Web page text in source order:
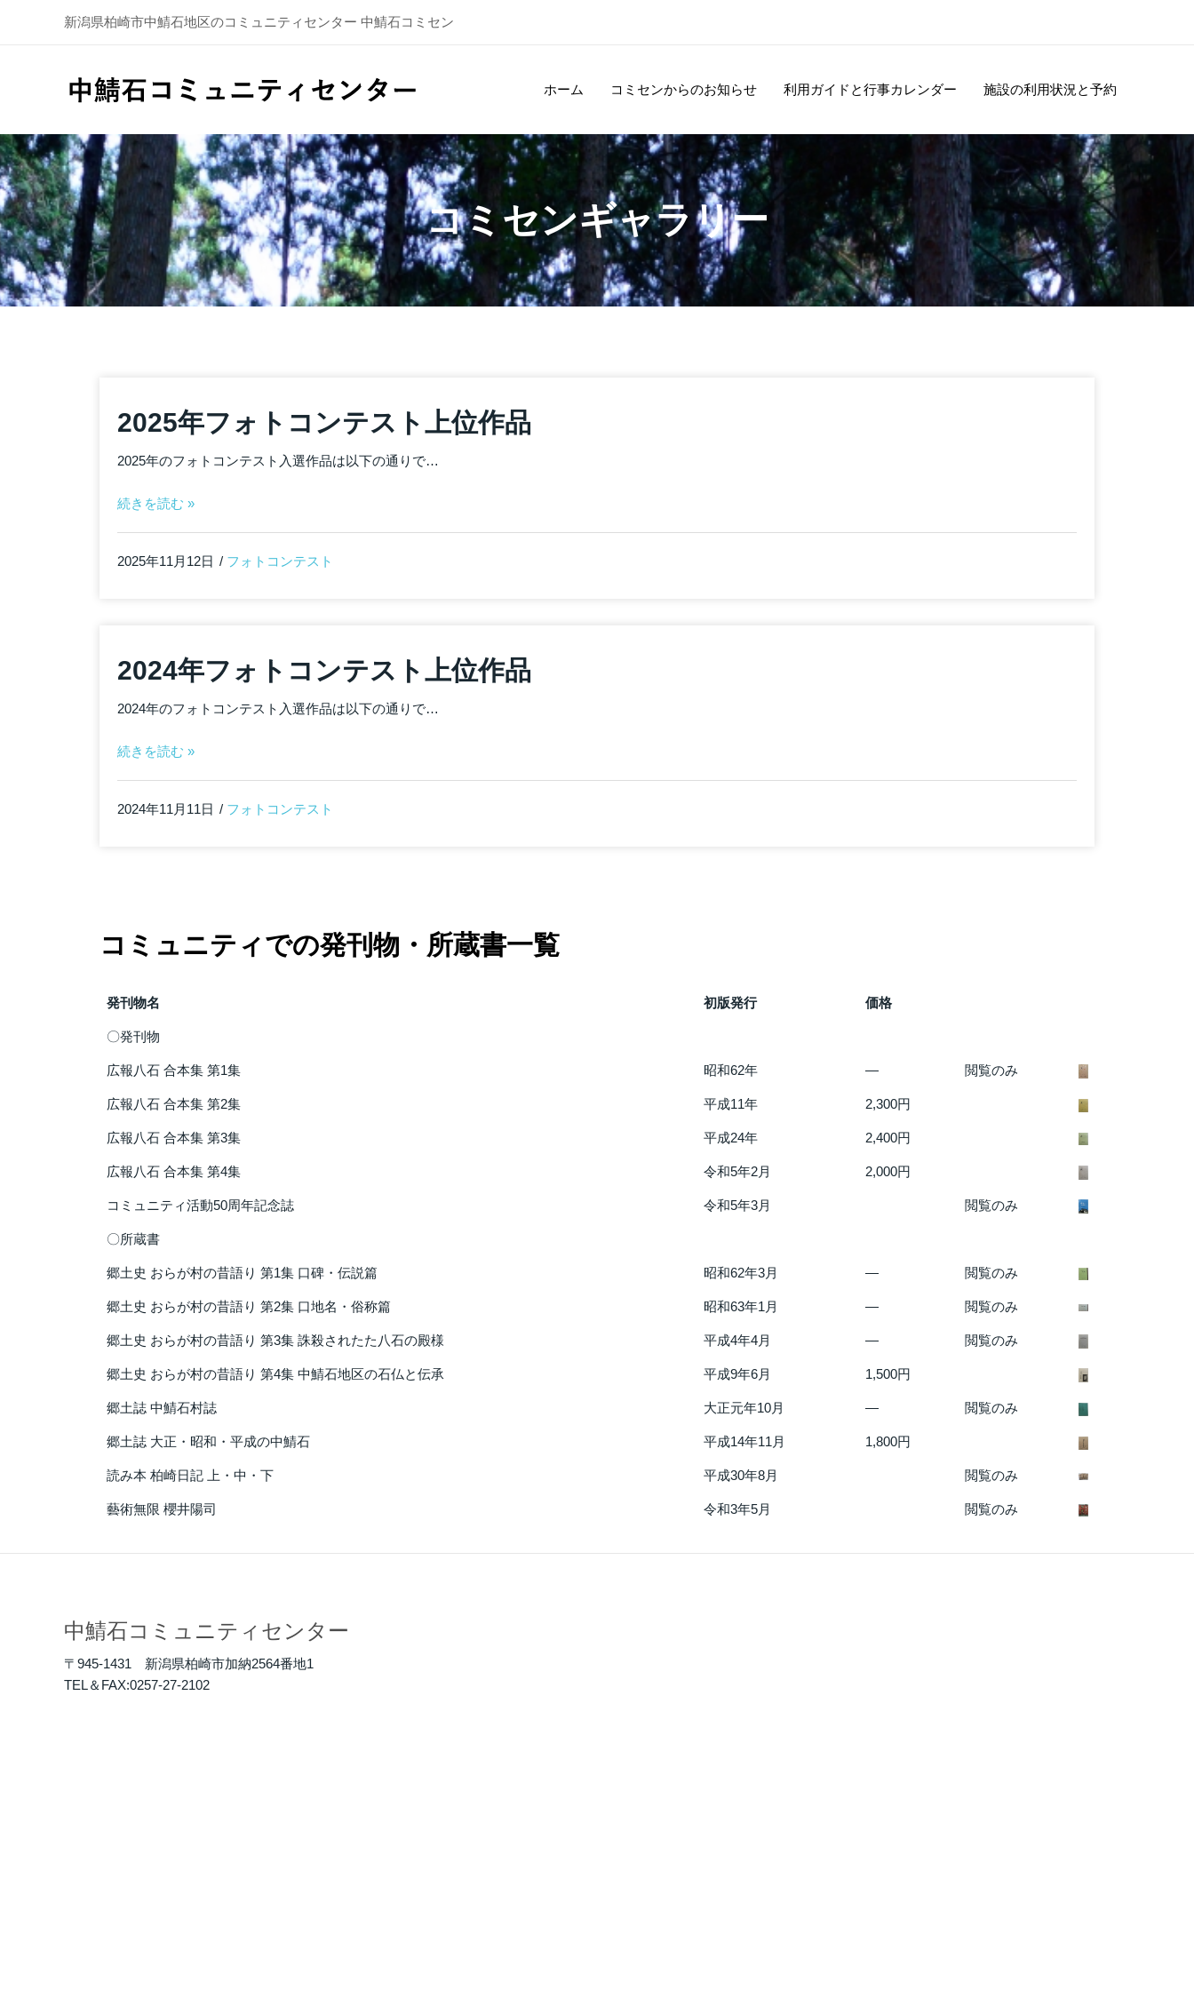
新潟県柏崎市中鯖石地区のコミュニティセンター 中鯖石コミセン
ホーム コミセンからのお知らせ 利用ガイドと行事カレンダー 施設の利用状況と予約
コミセンギャラリー
2025年フォトコンテスト上位作品
2025年のフォトコンテスト入選作品は以下の通りで…
続きを読む »
2025年11月12日 フォトコンテスト
2024年フォトコンテスト上位作品
2024年のフォトコンテスト入選作品は以下の通りで…
続きを読む »
2024年11月11日 フォトコンテスト
コミュニティでの発刊物・所蔵書一覧
発刊物名 初版発行 価格
〇発刊物
広報八石 合本集 第1集 昭和62年 ― 閲覧のみ
広報八石 合本集 第2集 平成11年 2,300円
広報八石 合本集 第3集 平成24年 2,400円
広報八石 合本集 第4集 令和5年2月 2,000円
コミュニティ活動50周年記念誌 令和5年3月 閲覧のみ
〇所蔵書
郷土史 おらが村の昔語り 第1集 口碑・伝説篇 昭和62年3月 ― 閲覧のみ
郷土史 おらが村の昔語り 第2集 口地名・俗称篇 昭和63年1月 ― 閲覧のみ
郷土史 おらが村の昔語り 第3集 誅殺されたた八石の殿様 平成4年4月 ― 閲覧のみ
郷土史 おらが村の昔語り 第4集 中鯖石地区の石仏と伝承 平成9年6月 1,500円
郷土誌 中鯖石村誌 大正元年10月 ― 閲覧のみ
郷土誌 大正・昭和・平成の中鯖石 平成14年11月 1,800円
読み本 柏崎日記 上・中・下 平成30年8月 閲覧のみ
藝術無限 櫻井陽司 令和3年5月 閲覧のみ
中鯖石コミュニティセンター
〒945-1431 新潟県柏崎市加納2564番地1
TEL＆FAX:0257-27-2102